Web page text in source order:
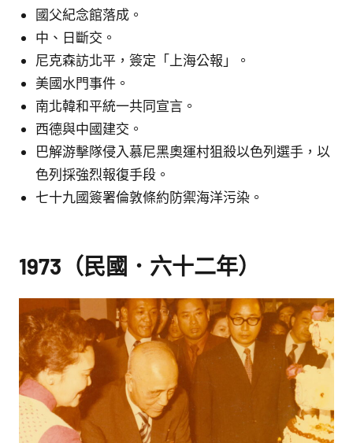
國父紀念館落成。
中、日斷交。
尼克森訪北平，簽定「上海公報」。
美國水門事件。
南北韓和平統一共同宣言。
西德與中國建交。
巴解游擊隊侵入慕尼黑奧運村狙殺以色列選手，以
色列採強烈報復手段。
七十九國簽署倫敦條約防禦海洋污染。
1973（民國．六十二年）